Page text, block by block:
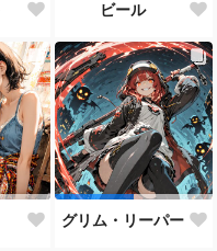
ビール
グリム・リーパー